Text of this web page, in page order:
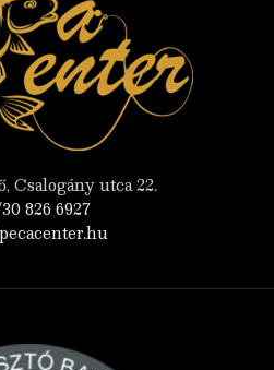
Csalogány utca 22.
826 6927